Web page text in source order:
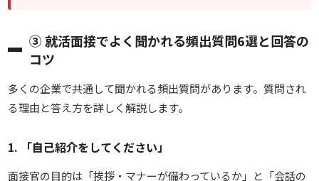
③ 就活面接でよく聞かれる頻出質問6選と回答の
コツ
多くの企業で共通して聞かれる頻出質問があります。質問され
る理由と答え方を詳しく解説します。
1. 「自己紹介をしてください」
面接官の目的は「挨拶・マナーが備わっているか」と「会話の